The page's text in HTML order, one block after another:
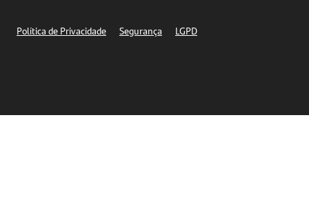
Política de Privacidade Segurança LGPD